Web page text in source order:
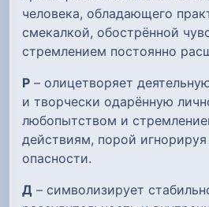
человека, обладающего
смекалкой, обострённой
стремлением постоянно
Р – олицетворяет
и творчески одарённую
любопытством и
действиям, порой
опасности.
Д – символизирует